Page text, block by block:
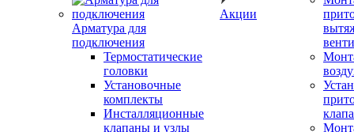
Арматура для
подключения
Термостатические
головки
Установочные
комплекты
Инсталляционные
клапаны и узлы
Акции